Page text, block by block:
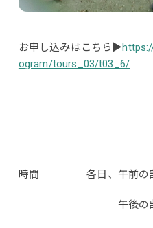
お申し込みはこちら▶
ogram/tours_03/t03_6/
時間 各日、午前の部
午後の部 13：